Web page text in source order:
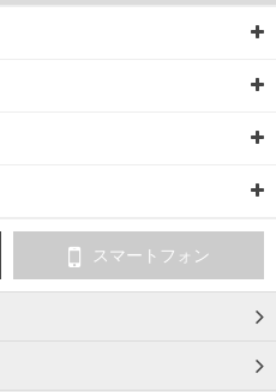
スマートフォン